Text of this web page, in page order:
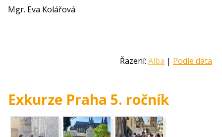
Mgr. Eva Kolářová
Řazení: Alba | Podle data
Exkurze Praha 5. ročník